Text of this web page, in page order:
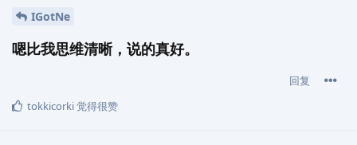
IGotNe
嗯比我思维清晰，说的真好。
回复
tokkicorki觉得很赞